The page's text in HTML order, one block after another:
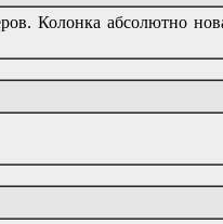
Колонка абсолютно